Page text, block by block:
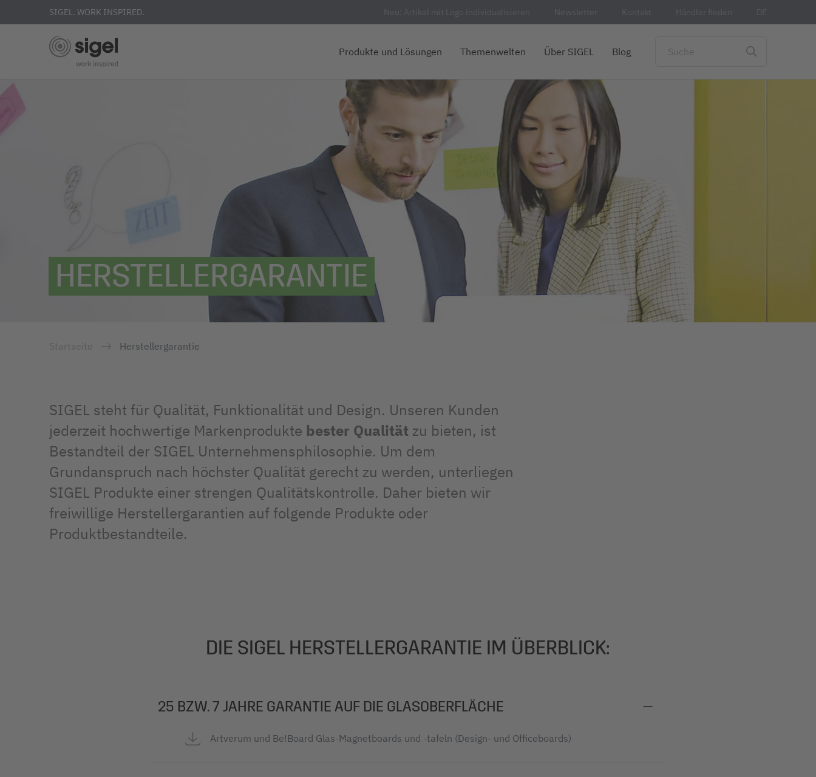
Direkt
Inhalt
SIGEL. WORK INSPIRED. Neu: Artikel mit Logo individualisieren Newsletter Kontakt Händler finden DE
Produkte und Lösungen Themenwelten Über SIGEL Blog
HERSTELLERGARANTIE
Startseite Herstellergarantie
SIGEL steht für Qualität, Funktionalität und Design. Unseren Kunden
jederzeit hochwertige Markenprodukte bester Qualität zu bieten, ist
Bestandteil der SIGEL Unternehmensphilosophie. Um dem
Grundanspruch nach höchster Qualität gerecht zu werden, unterliegen
SIGEL Produkte einer strengen Qualitätskontrolle. Daher bieten wir
freiwillige Herstellergarantien auf folgende Produkte oder
Produktbestandteile.
DIE SIGEL HERSTELLERGARANTIE IM ÜBERBLICK:
25 BZW. 7 JAHRE GARANTIE AUF DIE GLASOBERFLÄCHE
Artverum und Be!Board Glas-Magnetboards und -tafeln (Design- und Officeboards)